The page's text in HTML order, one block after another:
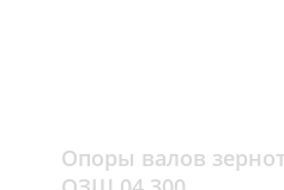
Опоры валов